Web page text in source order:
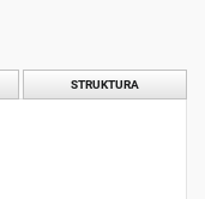
STRUKTURA